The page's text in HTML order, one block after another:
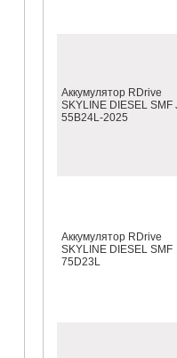
Аккумулятор RDrive
SKYLINE DIESEL SMF
55B24L-2025
Аккумулятор RDrive
SKYLINE DIESEL SMF
75D23L